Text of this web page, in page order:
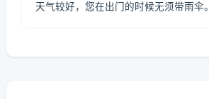
天气较好，您在出门的时候无须带雨伞。